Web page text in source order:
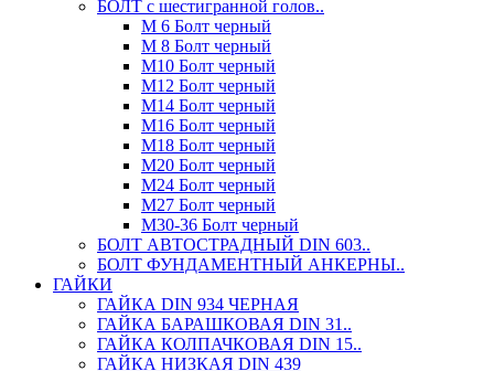
БОЛТ с шестигранной голов..
М 6 Болт черный
М 8 Болт черный
М10 Болт черный
М12 Болт черный
М14 Болт черный
М16 Болт черный
М18 Болт черный
М20 Болт черный
М24 Болт черный
М27 Болт черный
М30-36 Болт черный
БОЛТ АВТОСТРАДНЫЙ DIN 603..
БОЛТ ФУНДАМЕНТНЫЙ АНКЕРНЫ..
ГАЙКИ
ГАЙКА DIN 934 ЧЕРНАЯ
ГАЙКА БАРАШКОВАЯ DIN 31..
ГАЙКА КОЛПАЧКОВАЯ DIN 15..
ГАЙКА НИЗКАЯ DIN 439